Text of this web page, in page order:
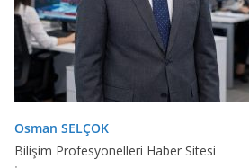
Osman SELÇOK
Bilişim Profesyonelleri Haber Sitesi